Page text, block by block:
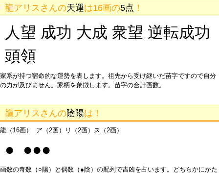
龍アリスさんの天運は16画の5点 ！
人望 成功 大成 衆望 逆転成功
頭領
家系が持つ宿命的な運勢を表します。祖先から受け継いだ苗字ですので自分
の力が及びません。家柄を象徴します。苗字の合計画数。
龍アリスさんの陰陽は！
龍（16画） ア（2画）リ（2画）ス（2画）
● ●●●
画数の奇数（○陽）と偶数（●陰）の配列で吉凶を占います。どちらかにかた